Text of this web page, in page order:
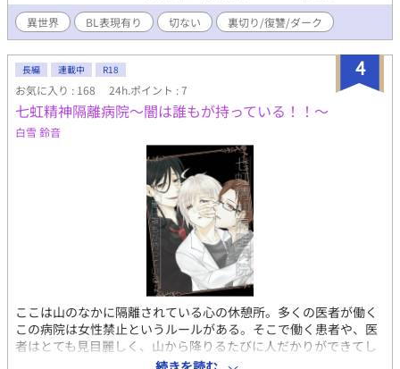
異世界 BL表現有り 切ない 裏切り/復讐/ダーク
4
長編 連載中 R18
お気に入り : 168 24h.ポイント : 7
七虹精神隔離病院～闇は誰もが持っている！！～
白雪 鈴音
ここは山のなかに隔離されている心の休憩所。多くの医者が働く
この病院は女性禁止というルールがある。そこで働く患者や、医
者はとても見目麗しく、山から降りるたびに人だかりができてし
まうほどだった...。 精神科医桃江雪成は中学生に上がったばかり